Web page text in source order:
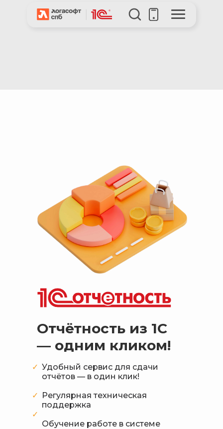
Отчётность из 1С
— одним кликом!
Удобный сервис для сдачи
отчётов — в один клик!
Регулярная техническая
поддержка
Обучение работе в системе
✓
✓
✓